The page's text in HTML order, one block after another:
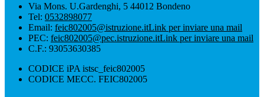
Via Mons. U.Gardenghi, 5 44012 Bondeno
Tel: 0532898077
Email: feic802005@istruzione.itLink per inviare una mail
PEC: feic802005@pec.istruzione.itLink per inviare una mail
C.F.: 93053630385
CODICE iPA istsc_feic802005
CODICE MECC. FEIC802005